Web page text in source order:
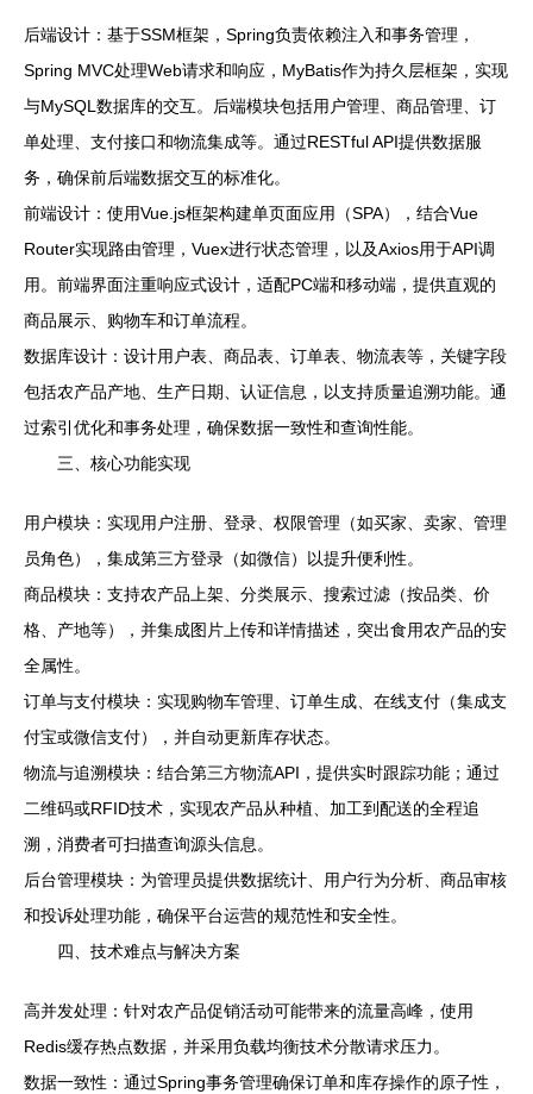
后端设计：基于SSM框架，Spring负责依赖注入和事务管理，
Spring MVC处理Web请求和响应，MyBatis作为持久层框架，实现
与MySQL数据库的交互。后端模块包括用户管理、商品管理、订
单处理、支付接口和物流集成等。通过RESTful API提供数据服
务，确保前后端数据交互的标准化。
前端设计：使用Vue.js框架构建单页面应用（SPA），结合Vue
Router实现路由管理，Vuex进行状态管理，以及Axios用于API调
用。前端界面注重响应式设计，适配PC端和移动端，提供直观的
商品展示、购物车和订单流程。
数据库设计：设计用户表、商品表、订单表、物流表等，关键字段
包括农产品产地、生产日期、认证信息，以支持质量追溯功能。通
过索引优化和事务处理，确保数据一致性和查询性能。
三、核心功能实现
用户模块：实现用户注册、登录、权限管理（如买家、卖家、管理
员角色），集成第三方登录（如微信）以提升便利性。
商品模块：支持农产品上架、分类展示、搜索过滤（按品类、价
格、产地等），并集成图片上传和详情描述，突出食用农产品的安
全属性。
订单与支付模块：实现购物车管理、订单生成、在线支付（集成支
付宝或微信支付），并自动更新库存状态。
物流与追溯模块：结合第三方物流API，提供实时跟踪功能；通过
二维码或RFID技术，实现农产品从种植、加工到配送的全程追
溯，消费者可扫描查询源头信息。
后台管理模块：为管理员提供数据统计、用户行为分析、商品审核
和投诉处理功能，确保平台运营的规范性和安全性。
四、技术难点与解决方案
高并发处理：针对农产品促销活动可能带来的流量高峰，使用
Redis缓存热点数据，并采用负载均衡技术分散请求压力。
数据一致性：通过Spring事务管理确保订单和库存操作的原子性，